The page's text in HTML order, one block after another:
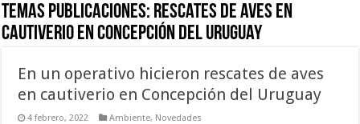
Temas Publicaciones: rescates de aves en
cautiverio en Concepción del Uruguay
En un operativo hicieron rescates de aves
en cautiverio en Concepción del Uruguay
4 febrero, 2022 Ambiente, Novedades